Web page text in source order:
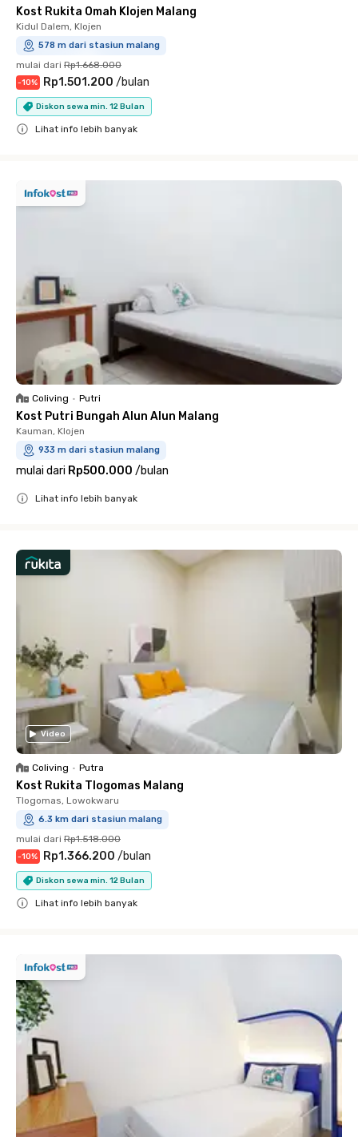
Kost Rukita Omah Klojen Malang
Kidul Dalem, Klojen
578 m dari stasiun malang
mulai dari Rp1.668.000
-10% Rp1.501.200 /bulan
Diskon sewa min. 12 Bulan
Lihat info lebih banyak
Coliving • Putri
Kost Putri Bungah Alun Alun Malang
Kauman, Klojen
933 m dari stasiun malang
mulai dari Rp500.000 /bulan
Lihat info lebih banyak
Video
Coliving • Putra
Kost Rukita Tlogomas Malang
Tlogomas, Lowokwaru
6.3 km dari stasiun malang
mulai dari Rp1.518.000
-10% Rp1.366.200 /bulan
Diskon sewa min. 12 Bulan
Lihat info lebih banyak